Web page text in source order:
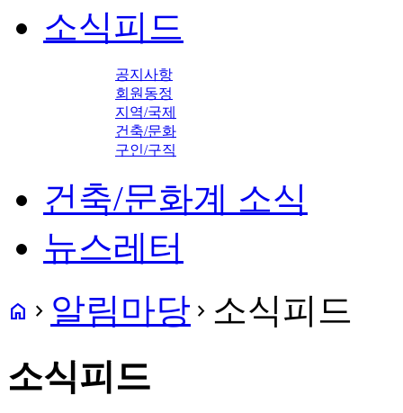
소식피드
공지사항
회원동정
지역/국제
건축/문화
구인/구직
건축/문화계 소식
뉴스레터
home navigate_next 알림마당 navigate_next 소식피드
소식피드